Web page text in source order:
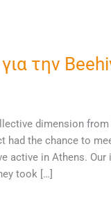
την
dimension
had the chance to
active in Athens.
took […]